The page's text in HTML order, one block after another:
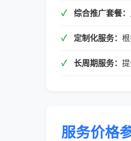
综合推广套餐：
定制化服务：
长周期服务：
服务价格